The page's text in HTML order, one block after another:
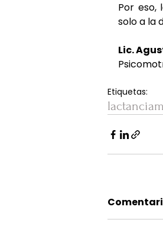
Por eso,
solo a la
Lic.
Etiquetas:
lactancia